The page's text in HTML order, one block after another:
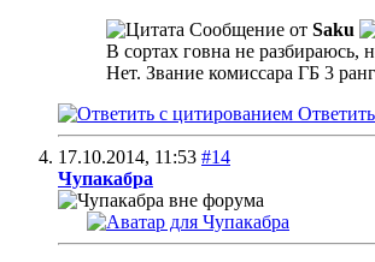
Сообщение от Saku
В сортах говна не
Нет. Звание комиссара ГБ 3
17.10.2014, 11:53 #14
Чупакабра